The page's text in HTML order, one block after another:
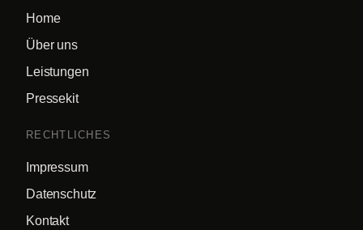
Home
Über uns
Leistungen
Pressekit
RECHTLICHES
Impressum
Datenschutz
Kontakt